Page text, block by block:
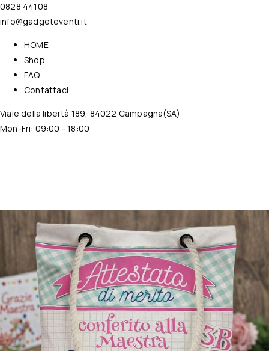
0828 44108
info@gadgeteventi.it
HOME
Shop
FAQ
Contattaci
Viale della libertà 189, 84022 Campagna(SA)
Mon-Fri: 09:00 - 18:00